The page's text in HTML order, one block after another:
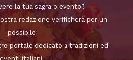
la tua sagra o evento?
redazione verificherà per un
possibile
portale dedicato a tradizioni ed
eventi italiani.